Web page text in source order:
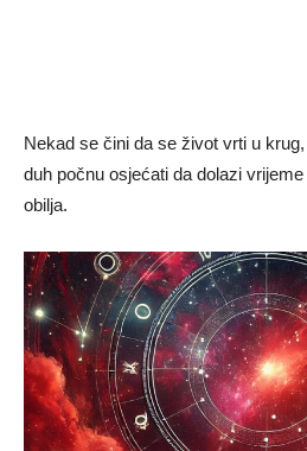
Nekad se čini da se život vrti u
duh počnu osjećati da dolazi
obilja.